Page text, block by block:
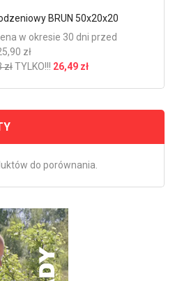
BRUN 50x20x20
w okresie 30 dni przed
zł
złTYLKO!!! 26,49 zł
do porównania.